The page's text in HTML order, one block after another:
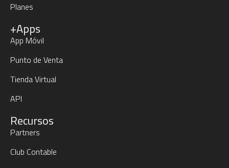
Planes
+Apps
App Móvil
Punto de Venta
Tienda Virtual
API
Recursos
Partners
Club Contable